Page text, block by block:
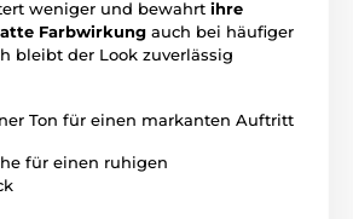
weniger und bewahrt ihre
Farbwirkung auch bei häufiger
bleibt der Look zuverlässig
Ton für einen markanten Auftritt
für einen ruhigen